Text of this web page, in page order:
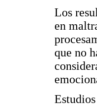
Los
en
que no